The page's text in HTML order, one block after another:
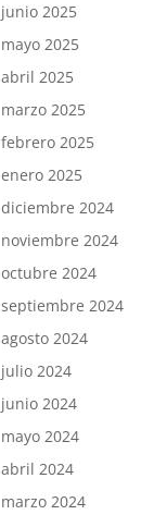
junio 2025
mayo 2025
abril 2025
marzo 2025
febrero 2025
enero 2025
diciembre 2024
noviembre 2024
octubre 2024
septiembre 2024
agosto 2024
julio 2024
junio 2024
mayo 2024
abril 2024
marzo 2024